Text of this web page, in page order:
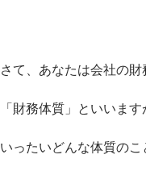
さて、あなたは会社の
「財務体質」といいます
いったいどんな体質のこ